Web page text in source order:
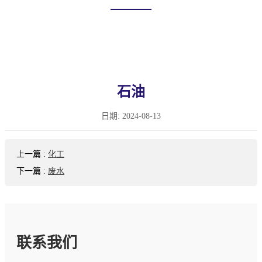
石油
日期: 2024-08-13
上一篇 : 化工
下一篇 : 废水
联系我们